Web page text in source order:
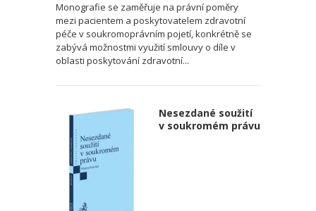
Monografie se zaměřuje na právní poměry
mezi pacientem a poskytovatelem zdravotní
péče v soukromoprávním pojetí, konkrétně se
zabývá možnostmi využití smlouvy o díle v
oblasti poskytování zdravotní...
Nesezdané soužití
v soukromém právu